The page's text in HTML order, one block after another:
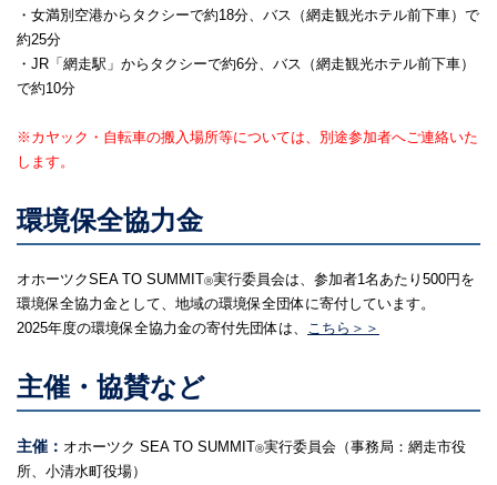
・女満別空港からタクシーで約18分、バス（網走観光ホテル前下車）で
約25分
・JR「網走駅」からタクシーで約6分、バス（網走観光ホテル前下車）
で約10分
※カヤック・自転車の搬入場所等については、別途参加者へご連絡いた
します。
環境保全協力金
オホーツクSEA TO SUMMITⓇ実行委員会は、参加者1名あたり500円を
環境保全協力金として、地域の環境保全団体に寄付しています。
2025年度の環境保全協力金の寄付先団体は、
こちら＞＞
主催・協賛など
主催： オホーツク SEA TO SUMMITⓇ実行委員会（事務局：網走市役
所、小清水町役場）